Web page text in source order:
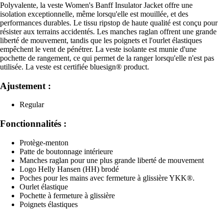
Polyvalente, la veste Women's Banff Insulator Jacket offre une
isolation exceptionnelle, même lorsqu'elle est mouillée, et des
performances durables. Le tissu ripstop de haute qualité est conçu pour
résister aux terrains accidentés. Les manches raglan offrent une grande
liberté de mouvement, tandis que les poignets et l'ourlet élastiques
empêchent le vent de pénétrer. La veste isolante est munie d'une
pochette de rangement, ce qui permet de la ranger lorsqu'elle n'est pas
utilisée. La veste est certifiée bluesign® product.
Ajustement :
Regular
Fonctionnalités :
Protège-menton
Patte de boutonnage intérieure
Manches raglan pour une plus grande liberté de mouvement
Logo Helly Hansen (HH) brodé
Poches pour les mains avec fermeture à glissière YKK®.
Ourlet élastique
Pochette à fermeture à glissière
Poignets élastiques